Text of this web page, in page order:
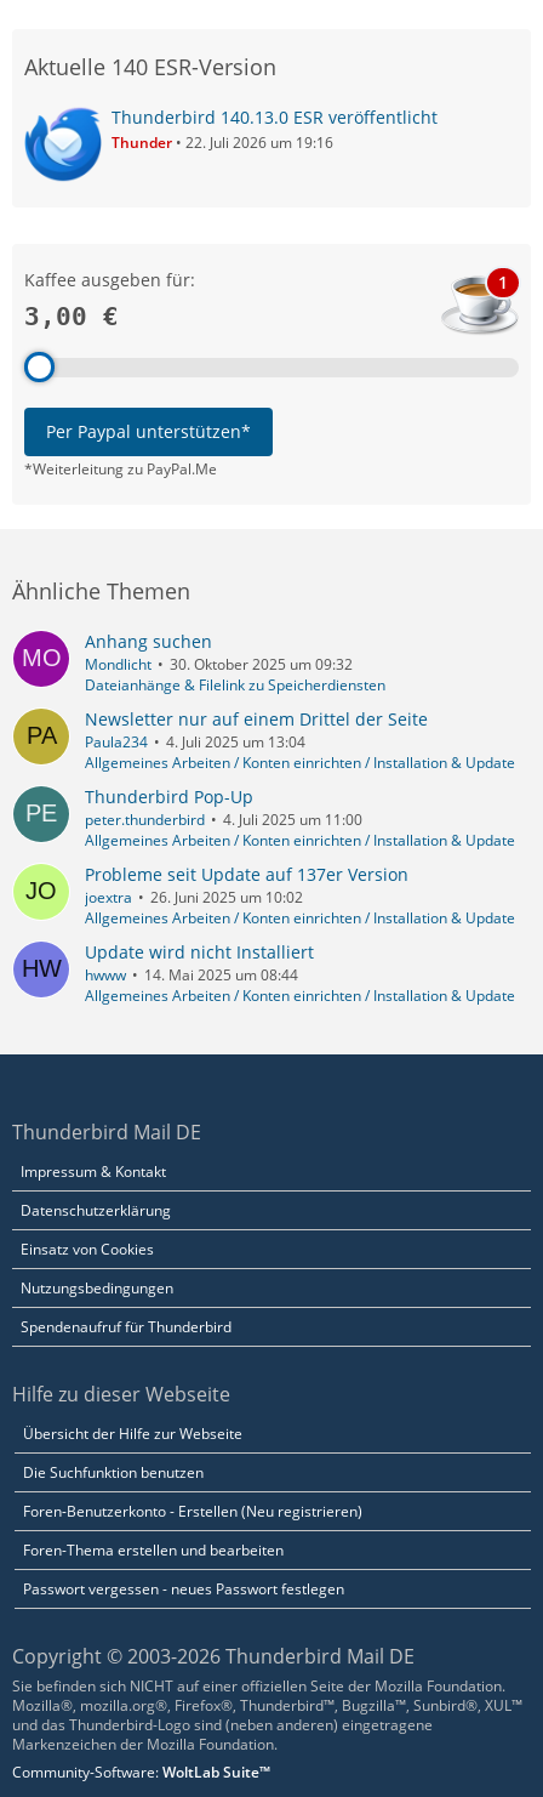
Aktuelle 140 ESR-Version
Thunderbird 140.13.0 ESR veröffentlicht
Thunder 22. Juli 2026 um 19:16
Kaffee ausgeben für:
3,00 €
1
Per Paypal unterstützen*
*Weiterleitung zu PayPal.Me
Ähnliche Themen
Anhang suchen
Mondlicht
30. Oktober 2025 um 09:32
Dateianhänge & Filelink zu Speicherdiensten
Newsletter nur auf einem Drittel der Seite
Paula234
4. Juli 2025 um 13:04
Allgemeines Arbeiten / Konten einrichten / Installation & Update
Thunderbird Pop-Up
peter.thunderbird
4. Juli 2025 um 11:00
Allgemeines Arbeiten / Konten einrichten / Installation & Update
Probleme seit Update auf 137er Version
joextra
26. Juni 2025 um 10:02
Allgemeines Arbeiten / Konten einrichten / Installation & Update
Update wird nicht Installiert
hwww
14. Mai 2025 um 08:44
Allgemeines Arbeiten / Konten einrichten / Installation & Update
Thunderbird Mail DE
Impressum & Kontakt
Datenschutzerklärung
Einsatz von Cookies
Nutzungsbedingungen
Spendenaufruf für Thunderbird
Hilfe zu dieser Webseite
Übersicht der Hilfe zur Webseite
Die Suchfunktion benutzen
Foren-Benutzerkonto - Erstellen (Neu registrieren)
Foren-Thema erstellen und bearbeiten
Passwort vergessen - neues Passwort festlegen
Copyright © 2003-2026 Thunderbird Mail DE
Sie befinden sich NICHT auf einer offiziellen Seite der Mozilla Foundation.
Mozilla®, mozilla.org®, Firefox®, Thunderbird™, Bugzilla™, Sunbird®, XUL™
und das Thunderbird-Logo sind (neben anderen) eingetragene
Markenzeichen der Mozilla Foundation.
Community-Software:WoltLab Suite™